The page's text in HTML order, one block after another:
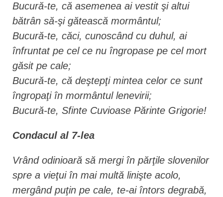
Bucură-te, că asemenea ai vestit şi altui
bătrân să-şi gătească mormântul;
Bucură-te, căci, cunoscând cu duhul, ai
înfruntat pe cel ce nu îngropase pe cel mort
găsit pe cale;
Bucură-te, că deştepţi mintea celor ce sunt
îngropaţi în mormântul lenevirii;
Bucură-te, Sfinte Cuvioase Părinte Grigorie!
Condacul al 7-lea
Vrând odinioară să mergi în părţile slovenilor
spre a vieţui în mai multă linişte acolo,
mergând puţin pe cale, te-ai întors degrabă,